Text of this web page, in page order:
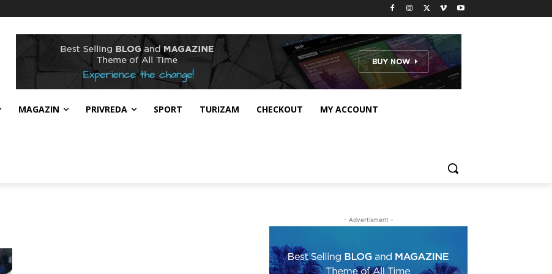
MAGAZIN PRIVREDA SPORT TURIZAM CHECKOUT MY ACCOUNT
- Advertisment -